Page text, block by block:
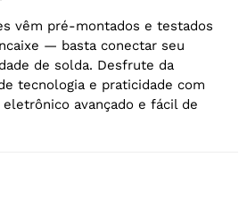
vêm pré-montados e testados
— basta conectar seu
de solda. Desfrute da
tecnologia e praticidade com
avançado e fácil de